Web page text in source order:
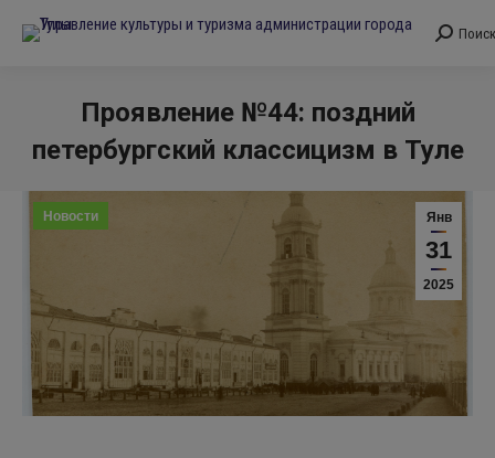
Поиск:
Поиск
Проявление №44: поздний
петербургский классицизм в Туле
Янв
31
2025
Новости